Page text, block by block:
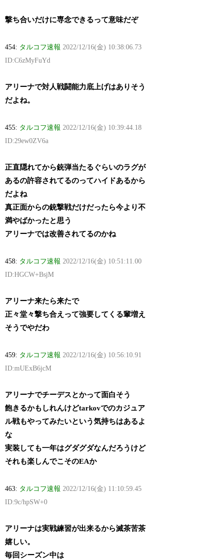
撃ち合いだけに専念できるって意味だぞ
454: タルコフ速報 2022/12/16(金) 10:38:06.73
ID:C6zMyFuYd
アリーナで対人戦闘能力底上げはありそう
だよね。
455: タルコフ速報 2022/12/16(金) 10:39:44.18
ID:29ew0ZV6a
正直隠れてから銃弾当たるぐらいのラグが
あるの許容されてるのってハイドあるから
だよね
真正面からの銃撃戦だけだったら今より不
満やばかったと思う
アリーナでは改善されてるのかね
458: タルコフ速報 2022/12/16(金) 10:51:11.00
ID:HGCW+BsjM
アリーナ来たら来たで
正々堂々撃ち合えって強要してくる輩増え
そうでやだわ
459: タルコフ速報 2022/12/16(金) 10:56:10.91
ID:mUExB6jcM
アリーナでチーデスとかって面白そう
飽きるかもしれんけどtarkovでのカジュア
ル戦もやってみたいという気持ちはあるよ
な
実装しても一年はグダグダなんだろうけど
それも楽しんでこそのEAか
463: タルコフ速報 2022/12/16(金) 11:10:59.45
ID:9c/hpSW+0
アリーナは実戦練習が出来るから滅茶苦茶
嬉しい。
毎回シーズン中は